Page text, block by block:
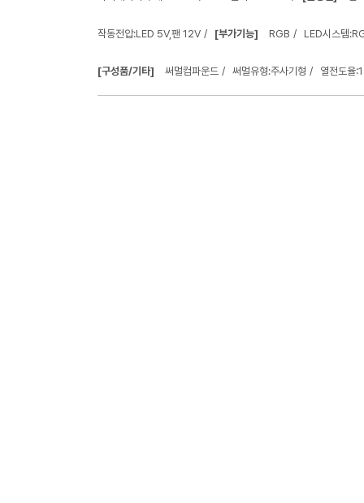
작동전압:LED 5V,팬 12V [부가기능] RGB LED시스템
[구성품/기타] 써멀컴파운드 써멀유형:주사기형 열전도율